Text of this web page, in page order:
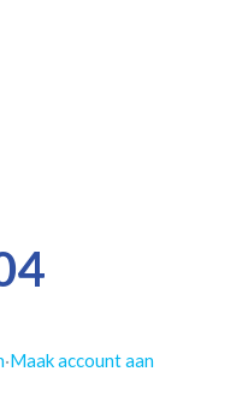
·Maak account aan